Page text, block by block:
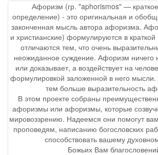
Афоризм (гр. "aphorismos" —
определение) - это оригинальная и
законченная мысль автора афоризма.
и христианские) формулируются в
отличаются тем, что очень
неожиданное суждение. Афоризм ничего
или доказывает, а воздействует на
формулировкой заложенной в него
тем больше выразительность
В этом проекте собраны
афоризмы или афоризмы, которые
мировоззрению. Надеемся они помогут
проповедям, написанию богословских
способствовать вашему
Божьих Вам